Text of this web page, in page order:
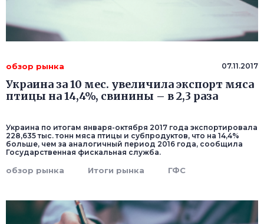
обзор рынка 07.11.2017
Украина за 10 мес. увеличила экспорт мяса
птицы на 14,4%, свинины – в 2,3 раза
Украина по итогам января-октября 2017 года экспортировала
228,635 тыс. тонн мяса птицы и субпродуктов, что на 14,4%
больше, чем за аналогичный период 2016 года, сообщила
Государственная фискальная служба.
обзор рынка Итоги рынка ГФС